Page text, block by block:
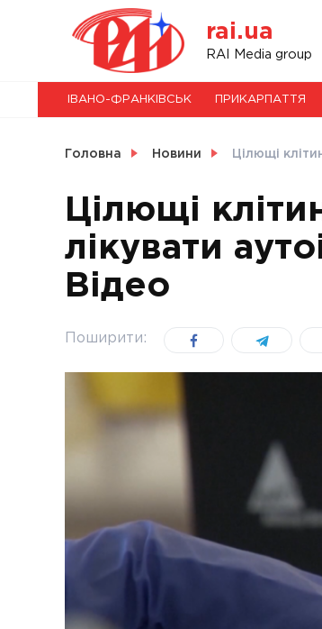
rai.ua
RAI Media group
НОВИНИ
СВІТ
УКРАЇНА
ІВАНО-ФРАНКІВСЬК ПРИКАРПАТТЯ
Головна Новини Цілющі
Цілющі
лікувати
Відео
Поширити: